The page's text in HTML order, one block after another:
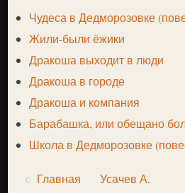
Чудеса в Дедморозовке
Жили-были ёжики
Дракоша выходит в люди
Дракоша в городе
Дракоша и компания
Барабашка, или обещано
Школа в Дедморозовке
Главная Усачев А.